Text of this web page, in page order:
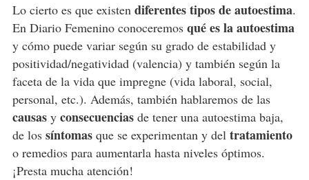
Lo cierto es que existen diferentes tipos de autoestima.
En Diario Femenino conoceremos qué es la autoestima
y cómo puede variar según su grado de estabilidad y
positividad/negatividad (valencia) y también según la
faceta de la vida que impregne (vida laboral, social,
personal, etc.). Además, también hablaremos de las
causasy consecuenciasde tener una autoestima baja,
de los síntomasque se experimentan y del tratamiento
o remedios para aumentarla hasta niveles óptimos.
¡Presta mucha atención!